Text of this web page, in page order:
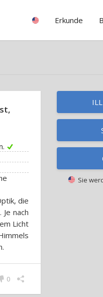
Erkunde
die
nach
Licht
0
Sie